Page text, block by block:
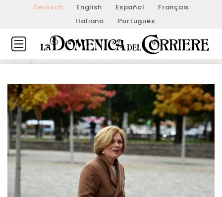
Deutsch English Español
Français
Italiano
Português